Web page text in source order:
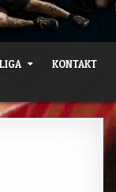
LIGA KONTAKT